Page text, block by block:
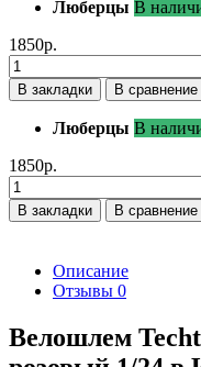
Люберцы В
1850р.
В закладки
В сравнение
Люберцы В
1850р.
В закладки
В сравнение
Описание
Отзывы 0
Велошлем